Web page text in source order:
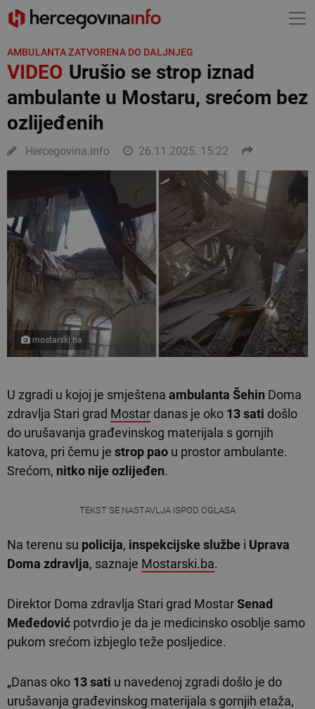
AMBULANTA ZATVORENA DO DALJNJEG
VIDEOUrušio se strop iznad
ambulante u Mostaru, srećom bez
ozlijeđenih
Hercegovina.info 26.11.2025. 15:22
mostarski.ba
U zgradi u kojoj je smještena ambulanta Šehin Doma
zdravlja Stari grad Mostar danas je oko 13 sati došlo
do urušavanja građevinskog materijala s gornjih
katova, pri čemu je strop pao u prostor ambulante.
Srećom, nitko nije ozlijeđen.
TEKST SE NASTAVLJA ISPOD OGLASA
Na terenu su policija, inspekcijske službe i Uprava
Doma zdravlja, saznaje Mostarski.ba.
Direktor Doma zdravlja Stari grad MostarSenad
Međedović potvrdio je da je medicinsko osoblje samo
pukom srećom izbjeglo teže posljedice.
„Danas oko 13 sati u navedenoj zgradi došlo je do
urušavanja građevinskog materijala s gornjih etaža,